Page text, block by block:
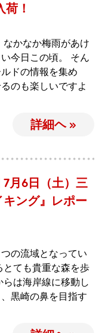
！
かなか梅雨があけ
今日この頃。 そん
ドの情報を集め
のも楽しいですよ
詳細ヘ »
7月6日（土）三
ング』レポー
の流域となってい
とても貴重な森を歩
は海岸線に移動し
黒崎の鼻を目指す